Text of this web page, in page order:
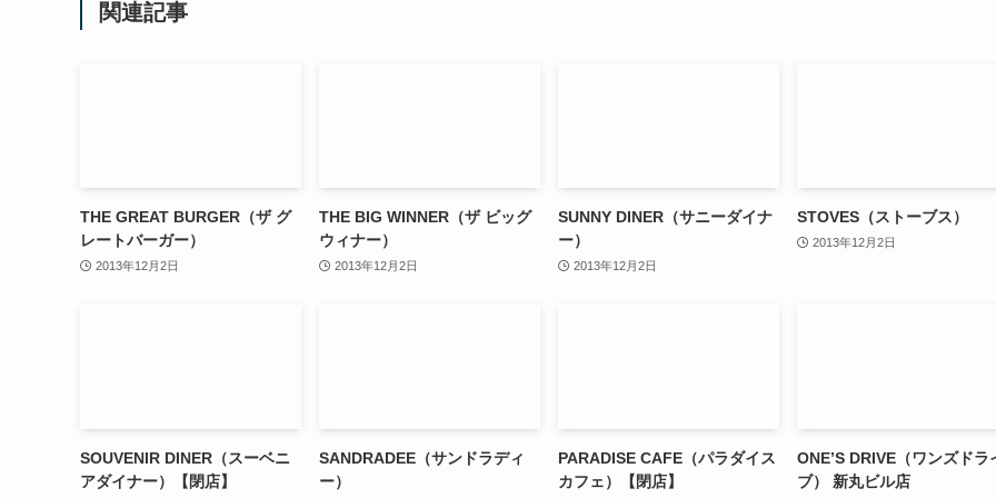
関連記事
THE GREAT BURGER（ザ グ
レートバーガー）
2013年12月2日
THE BIG WINNER（ザ ビッグ
ウィナー）
2013年12月2日
SUNNY DINER（サニーダイナ
ー）
2013年12月2日
STOVES（ストーブス）
2013年12月2日
SOUVENIR DINER（スーベニ
アダイナー）【閉店】
SANDRADEE（サンドラディ
ー）
PARADISE CAFE（パラダイス
カフェ）【閉店】
ONE’S DRIVE（ワンズドラ
ブ） 新丸ビル店